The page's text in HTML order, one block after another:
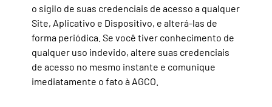
o sigilo de suas credenciais de acesso a qualquer
Site, Aplicativo e Dispositivo, e alterá-las de
forma periódica. Se você tiver conhecimento de
qualquer uso indevido, altere suas credenciais
de acesso no mesmo instante e comunique
imediatamente o fato à AGCO.